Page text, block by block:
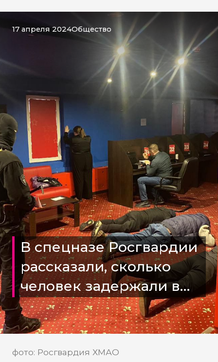
17 апреля 2024Общество
В спецназе Росгвардии
рассказали, сколько
человек задержали в
нелегальном казино
Нижневартовска
фото: Росгвардия ХМАО